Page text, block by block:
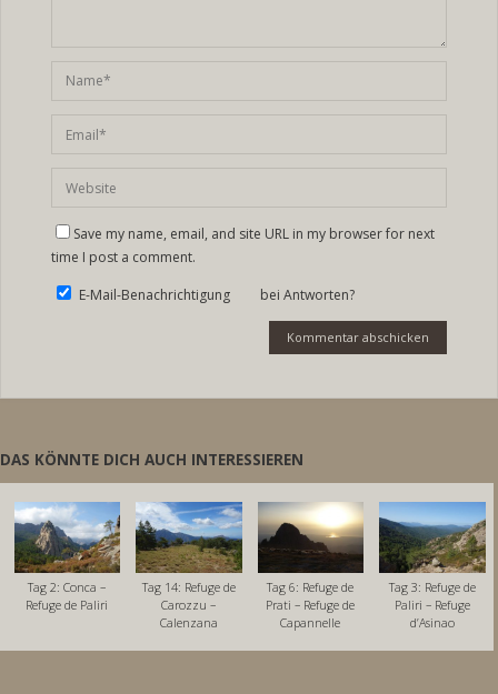
Save my name, email, and site URL in my browser for next
time I post a comment.
E-Mail-Benachrichtigung bei Antworten?
DAS KÖNNTE DICH AUCH INTERESSIEREN
Tag 2: Conca –
Refuge de Paliri
Tag 14: Refuge de
Carozzu –
Calenzana
Tag 6: Refuge de
Prati – Refuge de
Capannelle
Tag 3: Refuge de
Paliri – Refuge
d’Asinao